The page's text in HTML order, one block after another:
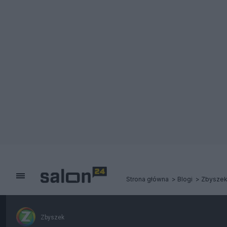
Strona główna Blogi Zbyszek
Zbyszek